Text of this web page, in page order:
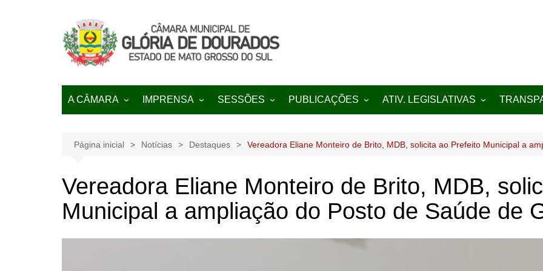
A CÂMARA
Regimento Interno
IMPRENSA
Galeria de Transmissões
SESSÕES PUBLICAÇÕES
Decretos
ATIV. LEGISLATIVAS
Moções
Diário
Página inicial Notícias Destaques Vereadora Eliane Monteiro de Brito, MDB, solicita ao Prefeito Municipal a
Vereadora Eliane Monteiro de Brito, MDB,
Municipal a ampliação do Posto de Saúde de